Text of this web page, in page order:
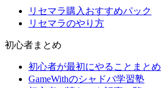
リセマラ購入おすすめパック
リセマラのやり方
初心者まとめ
初心者が最初にやることまとめ
GameWithのシャドバ学習塾